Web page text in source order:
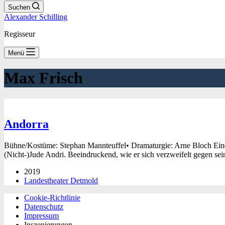
Suchen
Alexander Schilling
Regisseur
Menü
Max Frisch
Andorra
Bühne/Kostüme: Stephan Mannteuffel• Dramaturgie: Arne Bloch
(Nicht-)Jude Andri. Beeindruckend, wie er sich verzweifelt gegen
2019
Landestheater Detmold
Cookie-Richtlinie
Datenschutz
Impressum